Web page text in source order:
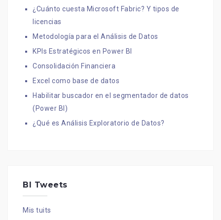
¿Cuánto cuesta Microsoft Fabric? Y tipos de
licencias
Metodología para el Análisis de Datos
KPIs Estratégicos en Power BI
Consolidación Financiera
Excel como base de datos
Habilitar buscador en el segmentador de datos
(Power BI)
¿Qué es Análisis Exploratorio de Datos?
BI Tweets
Mis tuits